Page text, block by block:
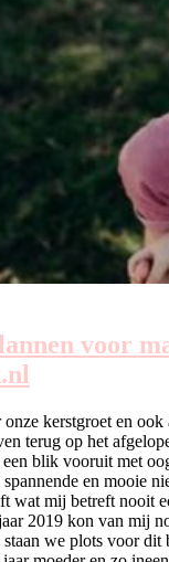
voor
kerstgroet en
terug op het
blik vooruit met
en mooie
wat mij betreft nooit
2019 kon van mij
we plots voor dit